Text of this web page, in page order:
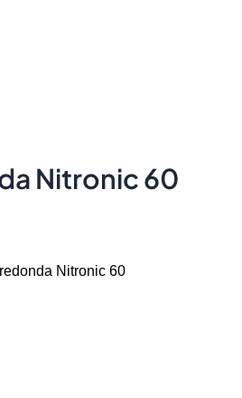
Nitronic 60
Nitronic 60